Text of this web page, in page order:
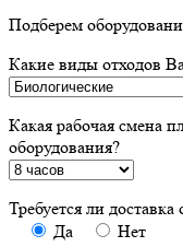
Подберем
Какие виды отходов
Какая рабочая смена
оборудования?
Требуется ли доставка
Да
Нет